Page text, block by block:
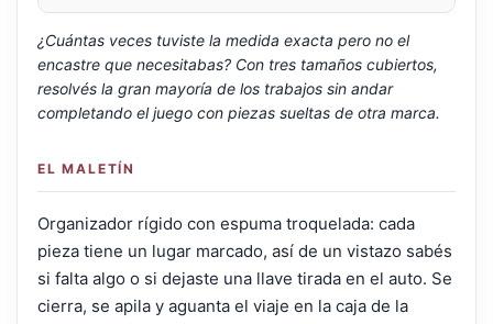
¿Cuántas veces tuviste la medida exacta pero no el
encastre que necesitabas? Con tres tamaños cubiertos,
resolvés la gran mayoría de los trabajos sin andar
completando el juego con piezas sueltas de otra marca.
EL MALETÍN
Organizador rígido con espuma troquelada: cada
pieza tiene un lugar marcado, así de un vistazo sabés
si falta algo o si dejaste una llave tirada en el auto. Se
cierra, se apila y aguanta el viaje en la caja de la